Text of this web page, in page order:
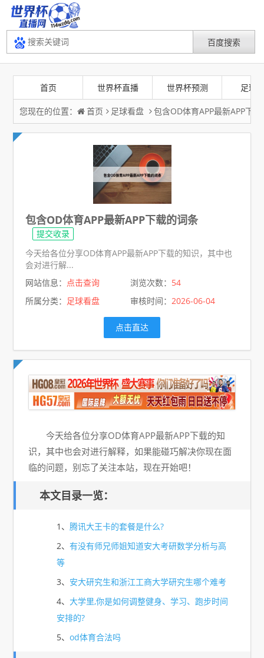
首页 世界杯直播 世界杯预测 足球
您现在的位置： 首页 足球看盘 包含OD体育APP最新APP下
包含OD体育APP最新APP下载的词条
提交收录
今天给各位分享OD体育APP最新APP下载的知识，其中也
会对进行解...
网站信息： 点击查询 浏览次数： 54
所属分类： 足球看盘 审核时间： 2026-06-04
点击直达
今天给各位分享OD体育APP最新APP下载的知
识，其中也会对进行解释，如果能碰巧解决你现在面
临的问题，别忘了关注本站，现在开始吧！
本文目录一览：
1、腾讯大王卡的套餐是什么?
2、有没有师兄师姐知道安大考研数学分析与高
等
3、 安大研究生和浙江工商大学研究生哪个难考
4、大学里,你是如何调整健身、学习、跑步时间
安排的?
5、od体育合法吗